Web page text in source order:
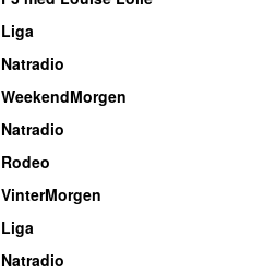
Liga
Natradio
WeekendMorgen
Natradio
Rodeo
VinterMorgen
Liga
Natradio